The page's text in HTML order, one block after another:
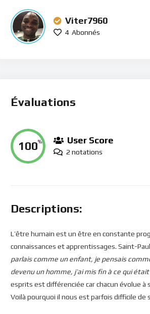
Viter7960
4 Abonnés
Évaluations
100% User Score
2 notations
Descriptions:
L’être humain est un être en constante
connaissances et apprentissages. Saint-
parlais comme un enfant, je pensais
devenu un homme, j’ai mis fin à ce qui était
esprits est différenciée car chacun évolue
Voilà pourquoi il nous est parfois difficile de